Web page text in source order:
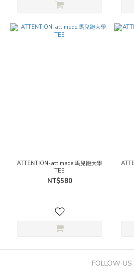
ATTENTION-att made!馬兒跑大學
TEE
NT$580
FOLLOW US